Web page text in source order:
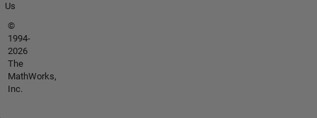
Us
©
1994-
2026
The
MathWorks,
Inc.